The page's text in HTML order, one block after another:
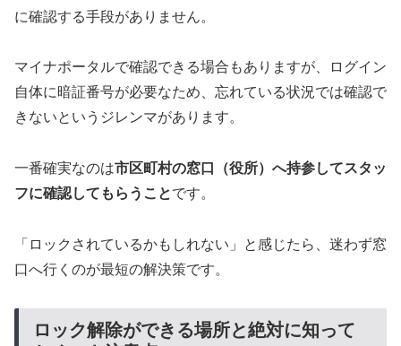
に確認する手段がありません。
マイナポータルで確認できる場合もありますが、ログイン
自体に暗証番号が必要なため、忘れている状況では確認で
きないというジレンマがあります。
一番確実なのは市区町村の窓口（役所）へ持参してスタッ
フに確認してもらうことです。
「ロックされているかもしれない」と感じたら、迷わず窓
口へ行くのが最短の解決策です。
ロック解除ができる場所と絶対に知って